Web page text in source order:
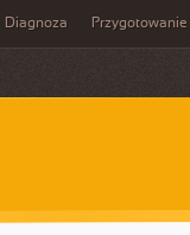
Diagnoza Przygotowanie